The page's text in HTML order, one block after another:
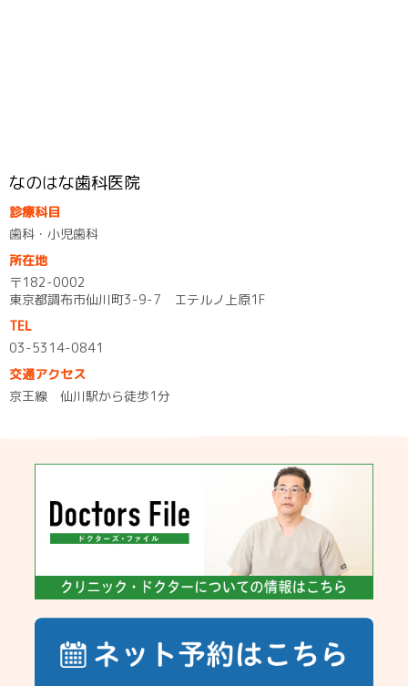
なのはな歯科医院
診療科目
歯科・小児歯科
所在地
〒182-0002
東京都調布市仙川町3-9-7 エテルノ上原1F
TEL
03-5314-0841
交通アクセス
京王線 仙川駅から徒歩1分